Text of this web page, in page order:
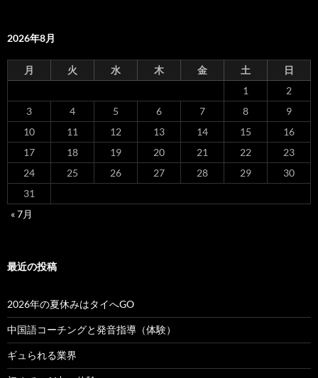
2026年8月
月 火 水 木 金 土
日
1
2
3
4 5 6 7 8
9
10
11 12 13 14 15
16
17
18 19 20 21 22
23
24
25 26 27 28 29
30
31
« 7月
最近の投稿
2026年の夏休みはタイへGO
中国語コーチングと発音指導（体験）
ギュられる業界